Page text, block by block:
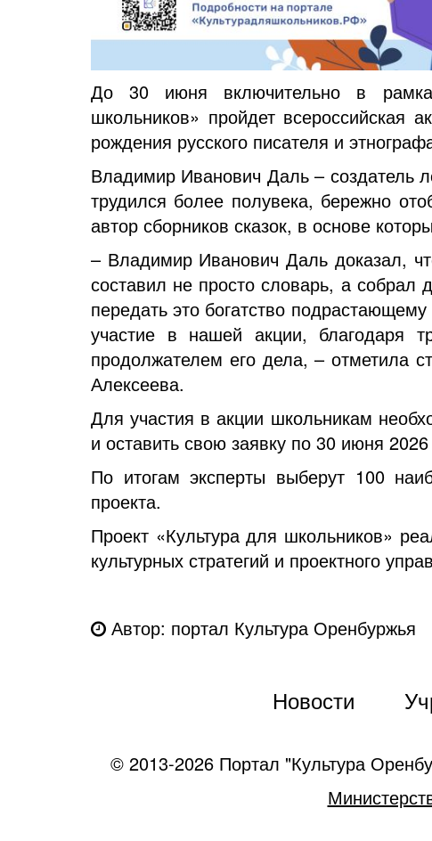
До 30 июня включительно в рамках
школьников» пройдет всероссийская
рождения русского писателя и
Владимир Иванович Даль – создатель
трудился более полувека, бережно
автор сборников сказок, в основе
– Владимир Иванович Даль доказал,
составил не просто словарь, а
передать это богатство
участие в нашей акции, благодаря
продолжателем его дела, – отметила
Алексеева.
Для участия в акции школьникам
и оставить свою заявку по 30 июня
По итогам эксперты выберут 100
проекта.
Проект «Культура для школьников»
культурных стратегий и проектного
Автор: портал Культура Оренбуржья
Новости
© 2013-2026 Портал "Культура